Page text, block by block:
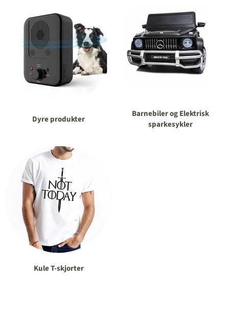
Dyre produkter
Barnebiler og Elektrisk
sparkesykler
Kule T-skjorter